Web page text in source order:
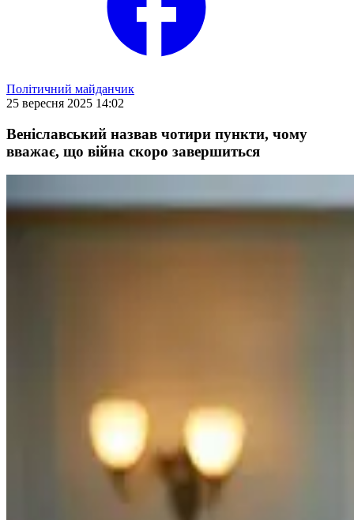
Політичний майданчик
25 вересня 2025 14:02
Веніславський назвав чотири пункти, чому
вважає, що війна скоро завершиться